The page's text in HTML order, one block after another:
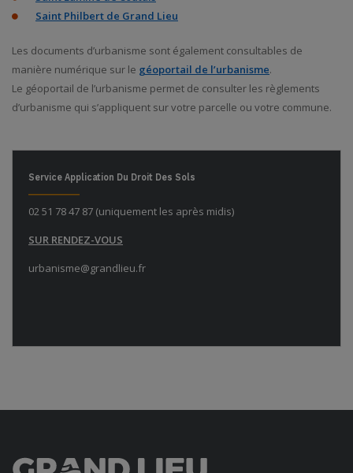
Saint Philbert de Grand Lieu
Les documents d’urbanisme sont également consultables de
manière numérique sur le géoportail de l’urbanisme.
Le géoportail de l’urbanisme permet de consulter les règlements
d’urbanisme qui s’appliquent sur votre parcelle ou votre commune.
Service Application Du Droit Des Sols
02 51 78 47 87 (uniquement les après midis)
SUR RENDEZ-VOUS
urbanisme@grandlieu.fr